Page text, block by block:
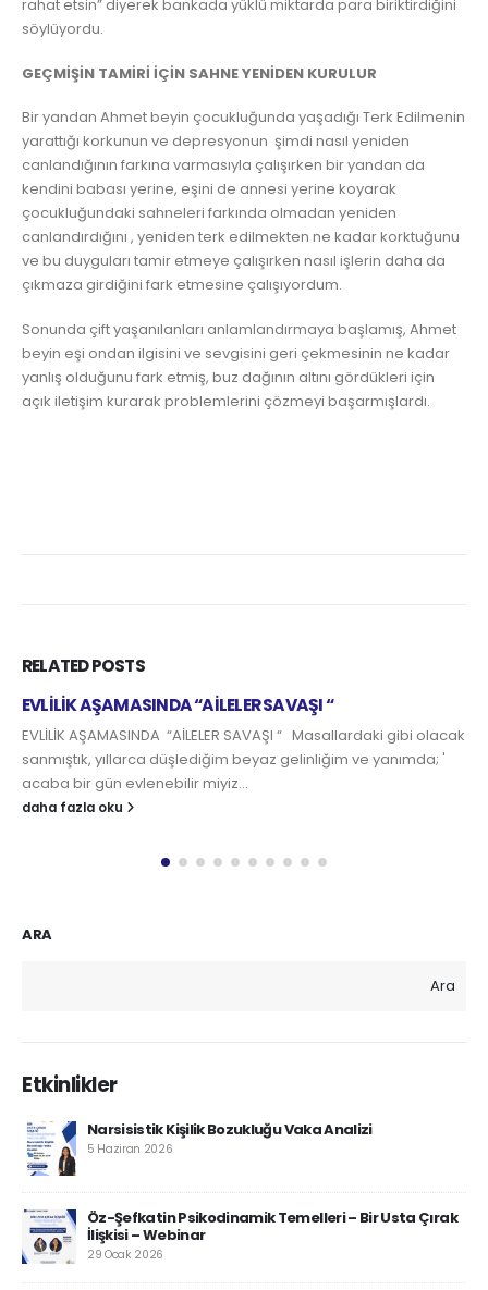
rahat etsin” diyerek bankada yüklü miktarda para biriktirdiğini
söylüyordu.
GEÇMİŞİN TAMİRİ İÇİN SAHNE YENİDEN KURULUR
Bir yandan Ahmet beyin çocukluğunda yaşadığı Terk Edilmenin
yarattığı korkunun ve depresyonun şimdi nasıl yeniden
canlandığının farkına varmasıyla çalışırken bir yandan da
kendini babası yerine, eşini de annesi yerine koyarak
çocukluğundaki sahneleri farkında olmadan yeniden
canlandırdığını , yeniden terk edilmekten ne kadar korktuğunu
ve bu duyguları tamir etmeye çalışırken nasıl işlerin daha da
çıkmaza girdiğini fark etmesine çalışıyordum.
Sonunda çift yaşanılanları anlamlandırmaya başlamış, Ahmet
beyin eşi ondan ilgisini ve sevgisini geri çekmesinin ne kadar
yanlış olduğunu fark etmiş, buz dağının altını gördükleri için
açık iletişim kurarak problemlerini çözmeyi başarmışlardı.
RELATEDPOSTS
gibi olacak
yanımda; '
Sevgi Dilinizi Biliyor Musunuz?
“Bir kez olsun bana çiçek getirmedi, küçücük bir
beni sevdiğini görmek istiyorum” “ Bir fincan
sabahları ben...
daha fazla oku
ARA
Ara
Etkinlikler
Narsisistik Kişilik Bozukluğu Vaka Analizi
5 Haziran 2026
Öz-Şefkatin Psikodinamik Temelleri – Bir Usta Çırak
İlişkisi – Webinar
29 Ocak 2026